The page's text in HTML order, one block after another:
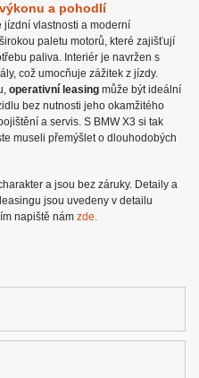
a pohodlí
jízdní vlastnosti a moderní
paletu motorů, které zajišťují
paliva. Interiér je navržen s
což umocňuje zážitek z jízdy.
operativní leasing může být ideální
bez nutnosti jeho okamžitého
a servis. S BMW X3 si tak
museli přemýšlet o dlouhodobých
a jsou bez záruky. Detaily a
jsou uvedeny v detailu
napiště nám zde.